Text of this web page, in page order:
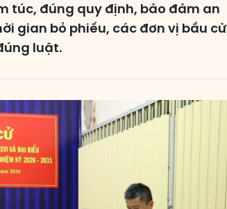
túc, đúng quy định, bảo đảm an
gian bỏ phiếu, các đơn vị bầu cử
luật.